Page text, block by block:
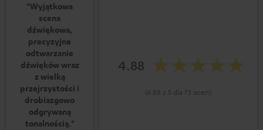
"Wyjątkowa
scena
dźwiękowa,
precyzyjne
odtwarzanie
dźwięków wraz
z wielką
przejrzystości i
drobiazgowo
odgrywaną
tonalnością."
4.88
(4.88 z 5 dla 73 ocen)